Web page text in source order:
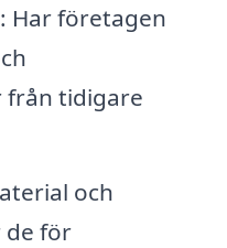
Har företagen
från tidigare
och
för